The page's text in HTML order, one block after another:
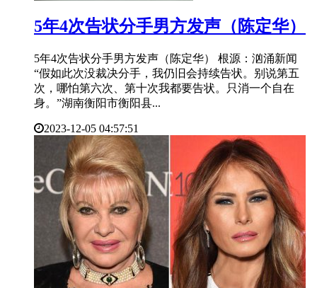
​5年4次告状分手男方发声（陈定华）
5年4次告状分手男方发声（陈定华） 根源：汹涌新闻
“假如此次没裁决分手，我仍旧会持续告状。别说第五
次，哪怕第六次、第十次我都要告状。只消一个自在
身。”湖南衡阳市衡阳县...
2023-12-05 04:57:51